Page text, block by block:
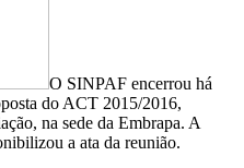
O SINPAF encerrou há
do ACT 2015/2016,
na sede da Embrapa. A
a ata da reunião.